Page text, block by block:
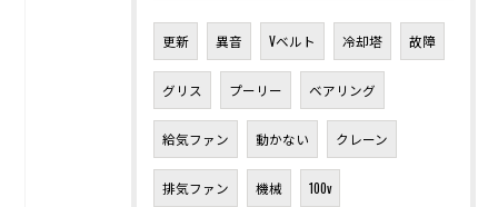
更新 異音 Vベルト 冷却塔 故障
グリス プーリー ベアリング
給気ファン 動かない クレーン
排気ファン 機械 100v